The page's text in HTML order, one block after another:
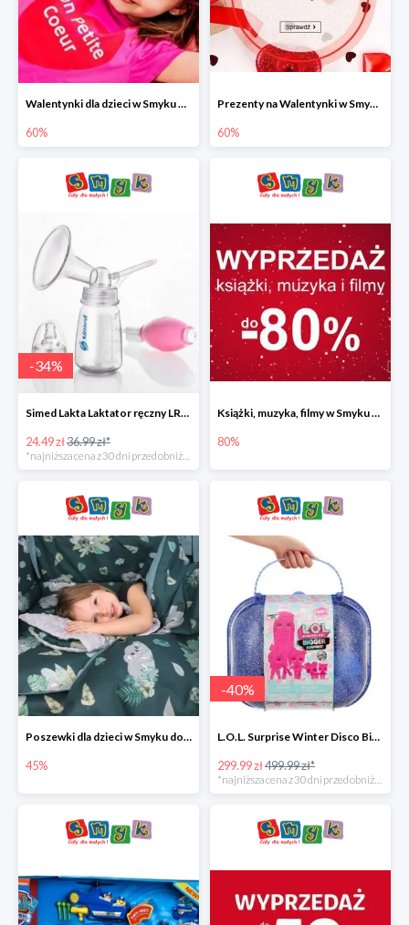
Walentynki dla dzieci w Smyku do -60%
60%
Prezenty na Walentynki w Smyku do -60%
60%
-34%
Simed Lakta Laktator ręczny LR-8 -34%
24.49 zł36.99 zł*
*najniższa cena z 30 dni przed obniżką
Książki, muzyka, filmy w Smyku do -80%
80%
Poszewki dla dzieci w Smyku do -45%
45%
-40%
L.O.L. Surprise Winter Disco Bigger Surprise Zestaw laleczek w walizce -40%
299.99 zł499.99 zł*